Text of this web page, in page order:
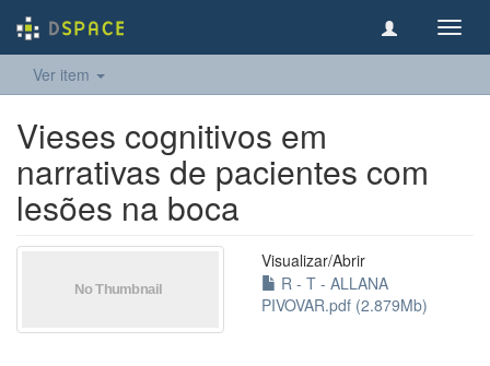
Ver item
Vieses cognitivos em
narrativas de pacientes com
lesões na boca
Visualizar/Abrir
R - T - ALLANA
PIVOVAR.pdf (2.879Mb)